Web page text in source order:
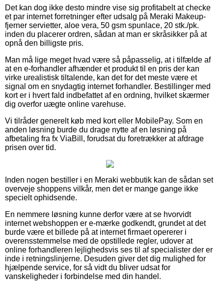
Det kan dog ikke desto mindre vise sig profitabelt at checke
et par internet forretninger efter udsalg på Meraki Makeup-
fjerner servietter, aloe vera, 50 gsm spunlace, 20 stk./pk.
inden du placerer ordren, sådan at man er skråsikker på at
opnå den billigste pris.
Man må lige meget hvad være så påpasselig, at i tilfælde af
at en e-forhandler afhænder et produkt til en pris der kan
virke urealistisk tiltalende, kan det for det meste være et
signal om en snydagtig internet forhandler. Bestillinger med
kort er i hvert fald indbefattet af en ordning, hvilket skærmer
dig overfor uægte online varehuse.
Vi tilråder generelt køb med kort eller MobilePay. Som en
anden løsning burde du drage nytte af en løsning på
afbetaling fra fx ViaBill, forudsat du foretrækker at afdrage
prisen over tid.
Inden nogen bestiller i en Meraki webbutik kan de sådan set
overveje shoppens vilkår, men det er mange gange ikke
specielt ophidsende.
En nemmere løsning kunne derfor være at se hvorvidt
internet webshoppen er e-mærke godkendt, grundet at det
burde være et billede på at internet firmaet opererer i
overensstemmelse med de opstillede regler, udover at
online forhandleren lejlighedsvis ses til af specialister der er
inde i retningslinjerne. Desuden giver det dig mulighed for
hjælpende service, for så vidt du bliver udsat for
vanskeligheder i forbindelse med din handel.